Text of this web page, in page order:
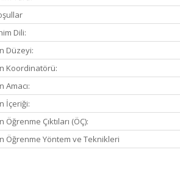
Dili:
Düzeyi:
Koordinatörü:
Amacı:
İçeriği:
Öğrenme Çıktıları (ÖÇ):
Öğrenme Yöntem ve Teknikleri